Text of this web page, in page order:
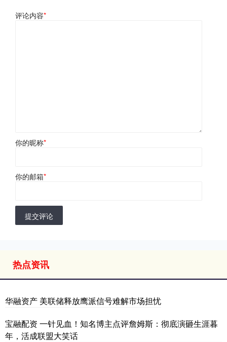
评论内容*
你的昵称*
你的邮箱*
提交评论
热点资讯
华融资产 美联储释放鹰派信号难解市场担忧
宝融配资 一针见血！知名博主点评詹姆斯：彻底演砸生涯暮
年，活成联盟大笑话